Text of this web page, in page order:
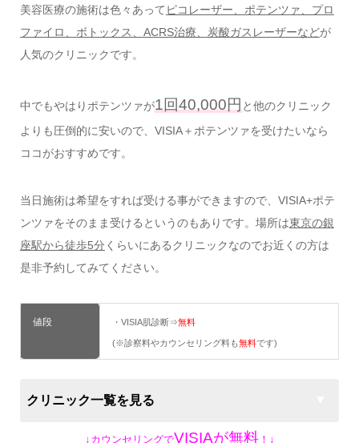
美容医療の施術は色々あって ピコレーザー、ポテンツァ、プロ
ファイロ、ボトックス、ACRS治療、炭酸ガスレーザーなどが
人気のクリニックです。
中でもやはりポテンツァが1回40,000円 と他のクリニック
よりも圧倒的に安いので、VISIA＋ポテンツァを受けたいなら
ココがおすすめです。
当日施術は希望をすれば受ける事ができますので、VISIA+ポテ
ンツァをそのまま受けるというのもありです。場所は東京の銀
座駅から徒歩5分 くらいにあるクリニックなのでお近くの方は
是非予約してみてください。
値段 ・VISIA肌診断⇒無料
(※診察料やカウンセリング料も無料です)
クリニック一覧を見る
↓カウンセリングでVISIAが無料！ ↓